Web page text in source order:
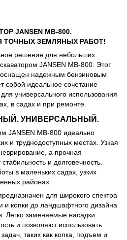
JANSEN MB-800.
ТОЧНЫХ ЗЕМЛЯНЫХ РАБОТ!
решение для небольших
JANSEN MB-800. Этот
надежным бензиновым
собой идеальное сочетание
универсального использования
в садах и при ремонте.
УНИВЕРСАЛЬНЫЙ.
JANSEN MB-800 идеально
и труднодоступных местах. Узкая
а прочная
и долговечность.
в маленьких садах, узких
районах.
для широкого спектра
и копки до ландшафтного дизайна
Легко заменяемые насадки
и позволяют использовать
таких как копка, подъем и